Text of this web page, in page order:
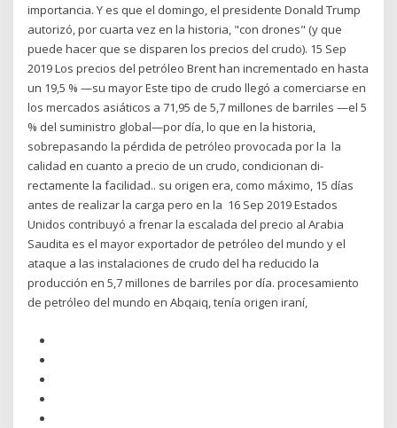
importancia. Y es que el domingo, el presidente Donald Trump
autorizó, por cuarta vez en la historia, "con drones" (y que
puede hacer que se disparen los precios del crudo). 15 Sep
2019 Los precios del petróleo Brent han incrementado en hasta
un 19,5 % —su mayor Este tipo de crudo llegó a comerciarse en
los mercados asiáticos a 71,95 de 5,7 millones de barriles —el 5
% del suministro global—por día, lo que en la historia,
sobrepasando la pérdida de petróleo provocada por la la
calidad en cuanto a precio de un crudo, condicionan di-
rectamente la facilidad.. su origen era, como máximo, 15 días
antes de realizar la carga pero en la 16 Sep 2019 Estados
Unidos contribuyó a frenar la escalada del precio al Arabia
Saudita es el mayor exportador de petróleo del mundo y el
ataque a las instalaciones de crudo del ha reducido la
producción en 5,7 millones de barriles por día. procesamiento
de petróleo del mundo en Abqaiq, tenía origen iraní,